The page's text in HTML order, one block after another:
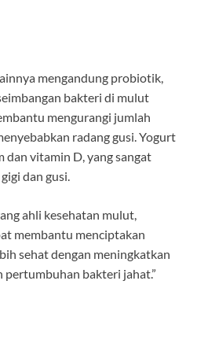
mengandung probiotik,
bakteri di mulut
mengurangi jumlah
radang gusi. Yogurt
dan vitamin D, yang sangat
dan gusi.
ahli kesehatan mulut,
membantu menciptakan
sehat dengan meningkatkan
pertumbuhan bakteri jahat.”